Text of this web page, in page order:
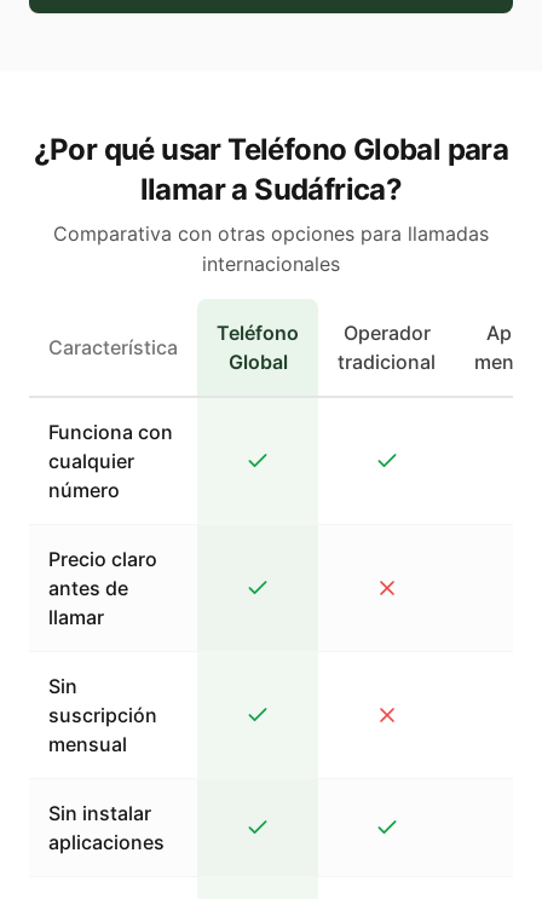
¿Por qué usar Teléfono Global para
llamar a Sudáfrica?
Comparativa con otras opciones para llamadas
internacionales
Característica
Teléfono
Global
Operador
tradicional
Apps
Funciona con
cualquier
número
Precio claro
antes de
llamar
Sin
suscripción
mensual
Sin instalar
aplicaciones